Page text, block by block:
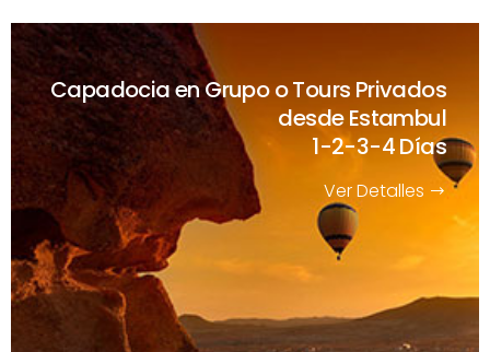
Capadocia en Grupo o Tours Privados
desde Estambul
1-2-3-4 Días
Ver Detalles